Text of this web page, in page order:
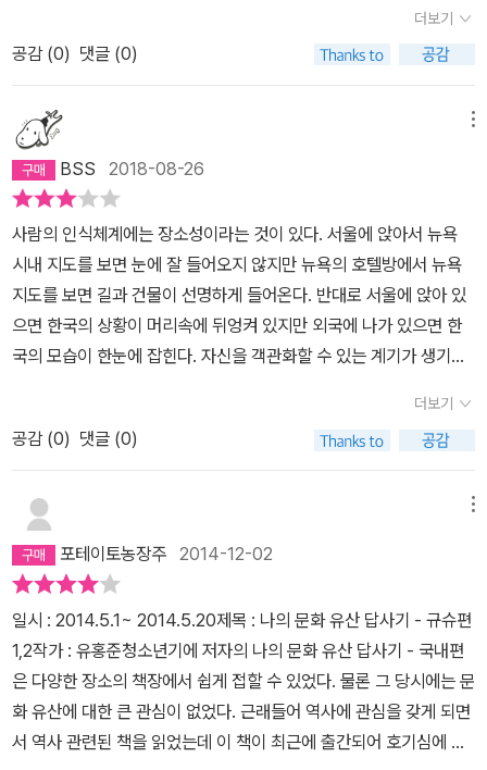
데, 책에서 사진으로 본 것은 작아보였는데 생각보다 규모가 크다. 이
삼평이 이곳에서 백토를 발견하고 얼마나 기뻤을지 알만하다. 자석
장 바로 옆에는 석장신사(고려 신사라고도 부른다)가 있다. 자석장이
발견된 후 도공과 광산 석공이 세운 마을 신사이다. 고려신 이라는 글
씨가 새겨진 돌과 고려견이 있다. 이곳에는 이삼평의 조각상이 있는
데 엄청 잘생긴 조각상 이다. 신사를 뒤로 하고 이삼평 묘소로 향한
다. 가마터에서 안쪽 깊숙한 공동묘지에 있다. 일본의 신사와 그 묘지
문화가 익숙하지 않지만 이삼평의 묘소를 보고 있자니 외국에서 끌려
온 사람에게 출신에 상관없이 그 능력을 존중하고 이런 후한 대접을
해 주는 일본의 모습에 적잖이 감동을 느낄 수밖에 없다.다음은
덴구다니 가마터다. 자석장과 마찬가지로 책에서 본 사진과는 많이
다르다. 실로 엄청난 규모이다. 그 규모만큼 엄청난 양의 자기를 생산
과 그리 멀지 않은 곳에 위치해 있다. 도산신사는 1658년에 세워졌
로자인 이삼평을 도조로 추앙하여 신사에 모셨다.
구경한 뒤 향한 곳은 백파선 비가 있는 법은사다. 백파선은 이삼평의
아내로 96년간 도자기와 함께한 조선 사기장의 대모이다. 드라마 불
의 여신 정이가 백파선을 모티브로 제작 되었다고 하니 문근영을 떠
올리며 백은사로 향한다. 오호~그런데 법은사를 찾아가다 책의 오류
도 찾게 되었는데 우리 답사단은 함께 온 출판사 직원분에게 새 책을
달라고 귀여운(?) 협박을 해본다. 시간이 많이 지체되어 부랴부랴 규
슈 도자기 문화관으로 향했다. 폐관시간이 다 되어 약 30여 분간 제 3
전시실의 유물을 중심으로 살펴보았다. 일본의 다양한 도자기들을 한
다. 단순히 문화유산에 대한 설명뿐 아니라, 답사 과정에 대한 여러 에
피소드들도 책 곳곳에 드러나 있다. 답사에서 일본 가요인 '황성의
한다. 답사 중의 소소한 일화들이 <나의 문화유산답사기> 시리즈의
매력 중 하나일지도 모른다(다른 시리즈를 읽어본 적이 없어 모르겠
지만). 하지만, 전체적으로 보면, 좀 곁가지 이야기가 많다는 생각도
든다. 그런데 본문이 아닌 부록이어서 저자가 신경을 덜 썼던 것일
까? 동아시아의 조공질서에 대해 설명한 다음 문단에는 옥의 티가 있
다. 중국이 조공만으로 안심하지 못한 곳은 조선과 베트남이었다. 그
래서 한때 한나라는 한반도와의 경계에 한사군(漢四郡)을 설치했고
광둥성과 베트남 지역에 한구군(漢九郡)을 설치했었다. 668년 고
기인 679년에 하노이에는 안남도호부를 두었다. 동쪽과 남쪽만 안정
시키면 나머지는 큰 문제가 없었던 것이다. 결국 조선과 베트남은 중
국의 조공이라는 외교적 형식에 응하면서 독립국가로 나아갔다. 그
결과 오늘날 중국의 소수민족 중 모국을 갖고 있는 나라는 한국의 조
선족과 베트남의 안남족밖에 없다. (341, 342) 이 부분은 사실과 다
르다. 중국 55개 소수민족 중 모국을 갖고 있는 민족은 몽골족, 카자
흐족, 우즈벡족, 타지크족, 키르기스족, 러시아족이 있다(http://ko.
wikipedia.org/wiki/%EC%A4%91%EA%B5%AD%EC%9D%
98_%EB%AF%BC%EC%A1%B1#cite_ref-9). 저자가 '안남
족'이라고 부르는 베트남인은 물론 55개 소수민족 중 하나인데, 중국
에서는 안남족 대신 경(京)족, 월(越)족이라는 명칭으로 부르고 있는
듯하다(http://zh.wikipedia.org/wiki/%E4%BA%AC%E6%9
이 세워진다. 천수각을 성 중의 성이라 할 수 있다. 외성이 순차적으로
무너지면 마지막으로 항거할 수 있는 구조로 되어 있다. P.091 무령
왕과 왕비 관의 목재가 우리나라에는 없고 일본에는 많이 나는 금송
이라는 것은 식물학자인 박상진 경북대 명예교수가 밝혀낸 것이
다. P.099 가라쓰는 참으로 아름답고 조용하고 깨끗하고 매력적이고
볼거라도 많은 소도시이다. P.102 유물을 직접 확인한 지방의 역사자
료관에서든 '한반도에서 온 도래인 마을'이라는 표현까지 쓰고 있으나
중앙에선 좀처럼 그런 표현을 하지 않는다. 이건 언필칭 중앙에 있다
는 일본 학자들이 정말로 잘못하는 것으로, 사실이 아니라 관념으로
세상을 보는 태도에 다름아니다. P.104 일본의 성은 천수각으로 위
세를 보여주는 외관에만 치중해서 그 안은 크게 볼 것이 없다. 너절한
유물이나 사진 패널을 늘어놓았을 뿐 성안은 전망대 이상의 의미가
없다. 그래서 나는 오사카성 외에는 시간이 아까워 들어가지 않고 밖
에서 풍광과 경관만 즐기곤 한다. P.106 본래 명작이라고 불리는 것
고 국가의 중요문화재로 남겨졌다. P.114 우리 도자사 연구도 조선
도공과 관련해서는 아리타의 이삼평이 만든 백자에 집중되어 있어 가
라쓰야키를 언급하는 일이 별로 없다. P.122 일본은 우리 도자기 기
술을 가져다 세계시장을 제패하고 도자기 왕국으로 발전했는데 우리
는 그 원조 격이면서 왜 그러지 못했는가에 대한 한탄이다. P.132 나
는 여행 중 버스에서 잠자는 사람을 이해할 수 없다. 여행은 풍광을 보
는 것이 기본이고 목적지 못지않게 중요한 것이 가는 과정인데 차 안
에서 잘 수는 없는 노릇이다. P.137 바쇼라고 아느냐고 했더니 모른
역사의 하나인 임진왜란때 피랍되어그곳에 정착하게된 도공들의 역
사를 이야기한다.특히 도공들이 이룩하고 일본도자기사에 끼친 지대
한 영향과 그들과 그들의 후손들이 겪은 파란 만장한 삶은 한편의 감
동적인 대하소설같은 느낌을 받았다.마지막 부록의 일본 고대사에 대
한 간략한 정리는 그동안 무지했던 일본사의 큰 흐름을잘 잡아주고
있다.문화 답사기이면서 역사도 공부 할 수 있어서 독서의 즐거움이
두배가 되었다.이제 일본편 1권의 시작이다. 시작이지만, 앞으로의 여
정에 대한 기대감에 일본을 여행하는 것처럼 설레임이 느껴졌다.
더보기
공감 (0) 댓글 (0)
BSS 2018-08-26
사람의 인식체계에는 장소성이라는 것이 있다. 서울에 앉아서 뉴욕
시내 지도를 보면 눈에 잘 들어오지 않지만 뉴욕의 호텔방에서 뉴욕
지도를 보면 길과 건물이 선명하게 들어온다. 반대로 서울에 앉아 있
으면 한국의 상황이 머리속에 뒤엉켜 있지만 외국에 나가 있으면 한
국의 모습이 한눈에 잡힌다. 자신을 객관화할 수 있는 계기가 생기는
ㅏ. 여기는 신령을 모시는 곳으로 보통 신관만 들어갈 수 있습니다. 그
리고 신사의 규모에 따라 부속건물이 배치되는데 기도하는 공간인 배
전, 의식무를 추는 신락전, 신사의 관리실인 사무소 등이 있습니다. 아
울러 신사의 본전에 이르는 길에는 반드시 도리이, 고마이누,도로, 데
시노가리에서도 많이 보았죠. 우리나라 홍살문과 비슷합니다. 고마이
누는 수호상으로 당사자처럼 생겼는데 한자로 고려견이라고 쓰기도
하여 고구려에서 영향받았다는 설도 있습니다. 도로는 봉헌으로 세워
진 석등 또는 청동등을 말하며, 데미즈야는 경배하기 전 손과 입을 씻
는 세면대입니다. 그런데 아리타 도산신사는 이 모두를 청화백자로
만들어 도자기 고을임을 자랑하고 있습니다. 본래 미술품을 보는 눈
에는 세 가지가 있다. 학으로 보는 눈, 멋으로 보는 눈, 그리고 값으로
더보기
공감 (0) 댓글 (0)
포테이토농장주 2014-12-02
일시 : 2014.5.1~ 2014.5.20제목 : 나의 문화 유산 답사기 - 규슈편
1,2작가 : 유홍준청소년기에 저자의 나의 문화 유산 답사기 - 국내편
은 다양한 장소의 책장에서 쉽게 접할 수 있었다. 물론 그 당시에는 문
화 유산에 대한 큰 관심이 없었다. 근래들어 역사에 관심을 갖게 되면
서 역사 관련된 책을 읽었는데 이 책이 최근에 출간되어 호기심에 보